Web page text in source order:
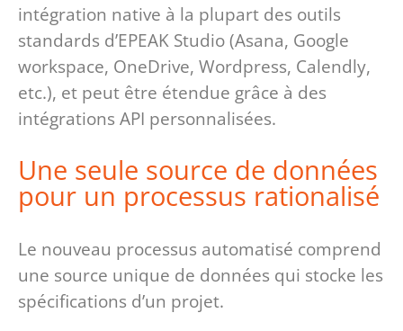
intégration native à la plupart des outils
standards d’EPEAK Studio (Asana, Google
workspace, OneDrive, Wordpress, Calendly,
etc.), et peut être étendue grâce à des
intégrations API personnalisées.
Une seule source de données
pour un processus rationalisé
Le nouveau processus automatisé comprend
une source unique de données qui stocke les
spécifications d’un projet.